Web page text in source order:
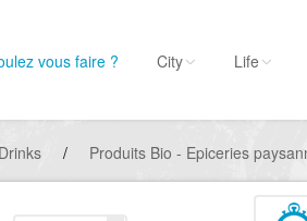
vous faire ? City Life
/ Produits Bio - Epiceries